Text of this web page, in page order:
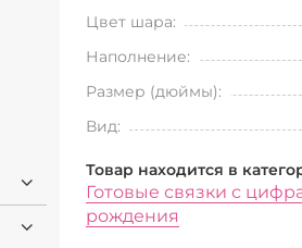
Цвет шара:
Наполнение:
Размер (дюймы):
Вид:
Товар находится в
Готовые связки с
рождения